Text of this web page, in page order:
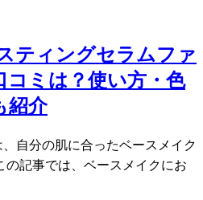
ティングセラムファ
コミは？使い方・色
紹介
自分の肌に合ったベースメイク
の記事では、ベースメイクにお